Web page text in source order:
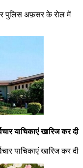
पुलिस अफ़सर के रोल में
याचिकाएं खारिज कर दी
याचिकाएं खारिज कर दी